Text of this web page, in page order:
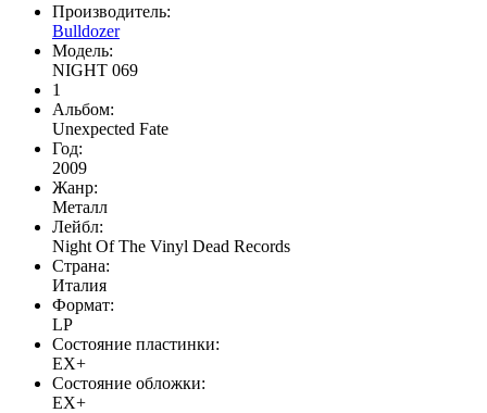
Производитель:
Bulldozer
Модель:
NIGHT 069
1
Альбом:
Unexpected Fate
Год:
2009
Жанр:
Металл
Лейбл:
Night Of The Vinyl Dead Records
Страна:
Италия
Формат:
LP
Состояние пластинки:
EX+
Состояние обложки:
EX+